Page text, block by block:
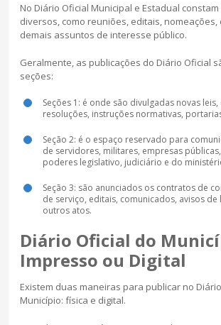
No Diário Oficial Municipal e Estadual
diversos, como reuniões, editais,
demais assuntos de interesse público.
Geralmente, as publicações do Diário Oficial
seções:
Seções 1: é onde são divulgadas novas
resoluções, instruções normativas,
Seção 2: é o espaço reservado para
de servidores, militares, empresas
poderes legislativo, judiciário e do
Seção 3: são anunciados os contratos de
de serviço, editais, comunicados, avisos de
outros atos.
Diário Oficial do
Impresso ou Digital
Existem duas maneiras para publicar no
Município: física e digital.